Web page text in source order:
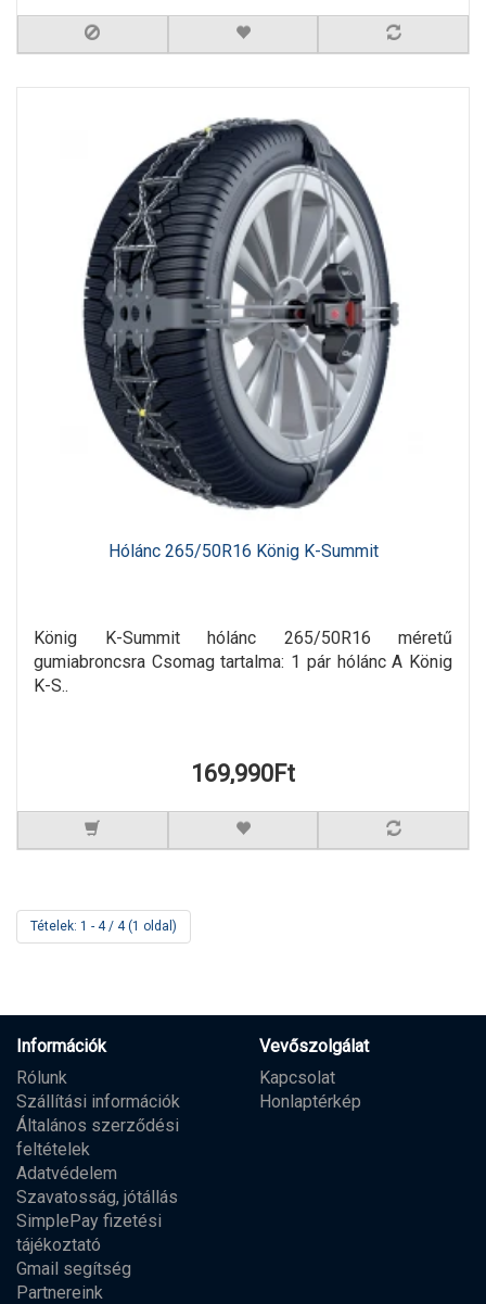
Hólánc 265/50R16 König K-Summit
König K-Summit hólánc 265/50R16 méretű
gumiabroncsra Csomag tartalma: 1 pár hólánc A König
K-S..
169,990Ft
Tételek: 1 - 4 / 4 (1 oldal)
Információk
Rólunk
Szállítási információk
Általános szerződési
feltételek
Adatvédelem
Szavatosság, jótállás
SimplePay fizetési
tájékoztató
Gmail segítség
Partnereink
Vevőszolgálat
Kapcsolat
Honlaptérkép